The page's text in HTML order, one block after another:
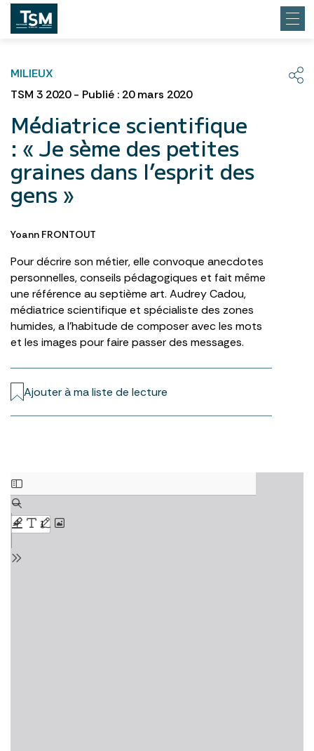
MILIEUX
TSM 3 2020 - Publié : 20 mars 2020
Médiatrice scientifique
: « Je sème des petites
graines dans l’esprit des
gens »
Yoann FRONTOUT
Pour décrire son métier, elle convoque anecdotes
personnelles, conseils pédagogiques et fait même
une référence au septième art. Audrey Cadou,
médiatrice scientifique et spécialiste des zones
humides, a l’habitude de composer avec les mots
et les images pour faire passer des messages.
Ajouter à ma liste de lecture